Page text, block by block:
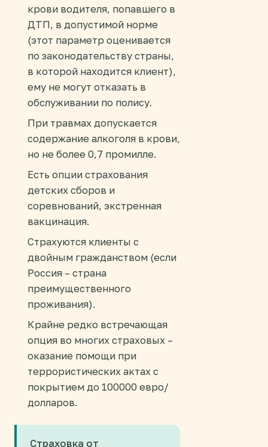
крови водителя, попавшего в
ДТП, в допустимой норме
(этот параметр оценивается
по законодательству страны,
в которой находится клиент),
ему не могут отказать в
обслуживании по полису.
При травмах допускается
содержание алкоголя в крови,
но не более 0,7 промилле.
Есть опции страхования
детских сборов и
соревнований, экстренная
вакцинация.
Страхуются клиенты с
двойным гражданством (если
Россия – страна
преимущественного
проживания).
Крайне редко встречающая
опция во многих страховых –
оказание помощи при
террористических актах с
покрытием до 100000 евро/
долларов.
Страховка от